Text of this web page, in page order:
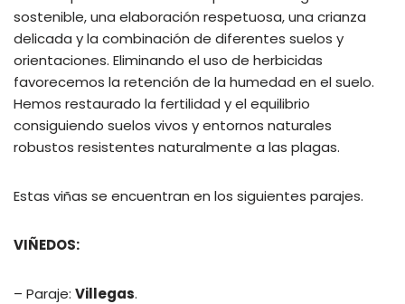
sostenible, una elaboración respetuosa, una crianza
delicada y la combinación de diferentes suelos y
orientaciones. Eliminando el uso de herbicidas
favorecemos la retención de la humedad en el suelo.
Hemos restaurado la fertilidad y el equilibrio
consiguiendo suelos vivos y entornos naturales
robustos resistentes naturalmente a las plagas.
Estas viñas se encuentran en los siguientes parajes.
VIÑEDOS:
– Paraje: Villegas.